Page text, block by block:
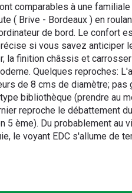
comparables à une
( Brive - Bordeaux ) en
de bord. Le confort
si vous savez anticiper
la finition châssis et
Quelques reproches:
de 8 cms de diamètre;
bibliothèque (prendre au
reproche le débattement
5 ème). Du probablement
le voyant EDC s'allume de